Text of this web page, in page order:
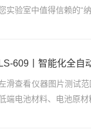
实验室中值得信赖的“
LS-609丨智能化全自
滑查看仪器图片测试
端电池材料、电池原